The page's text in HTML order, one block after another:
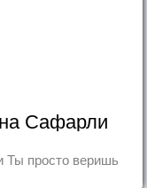
Сафарли
Ты просто веришь